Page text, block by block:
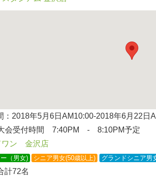
：2018年5月6日AM10:00-2018年6月22日
受付時間 7:40PM - 8:10PM予定
ワン 金沢店
（男女) シニア男女(50歳以上) グランドシニア男
計72名